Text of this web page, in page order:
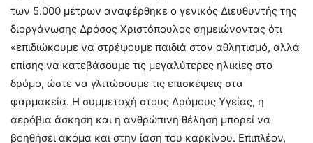
των 5.000 μέτρων αναφέρθηκε ο γενικός Διευθυντής της
διοργάνωσης Δρόσος Χριστόπουλος σημειώνοντας ότι
«επιδιώκουμε να στρέψουμε παιδιά στον αθλητισμό, αλλά
επίσης να κατεβάσουμε τις μεγαλύτερες ηλικίες στο
δρόμο, ώστε να γλιτώσουμε τις επισκέψεις στα
φαρμακεία. Η συμμετοχή στους Δρόμους Υγείας, η
αερόβια άσκηση και η ανθρώπινη θέληση μπορεί να
βοηθήσει ακόμα και στην ίαση του καρκίνου. Επιπλέον,